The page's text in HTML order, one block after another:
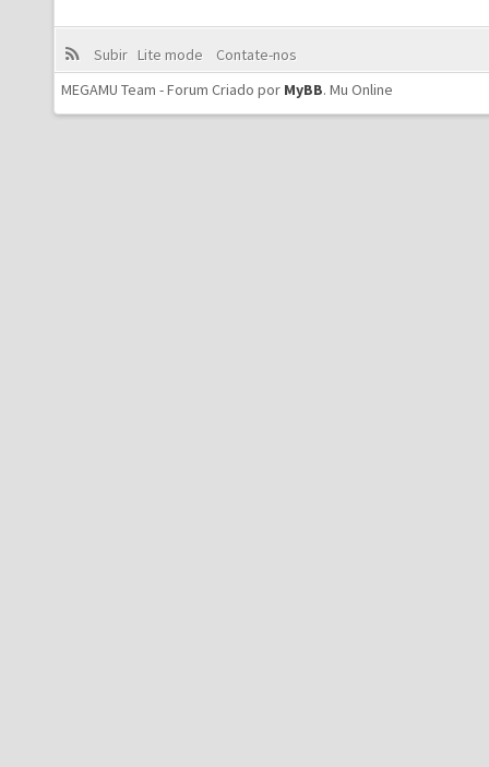
Subir Lite mode
Contate-nos
MEGAMU Team - Forum Criado por MyBB. Mu Online